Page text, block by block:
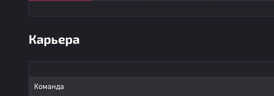
Карьера
Команда